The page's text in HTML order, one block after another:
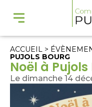
ACCUEIL >
PUJOLS BOURG
Noël à
Le dimanche 14